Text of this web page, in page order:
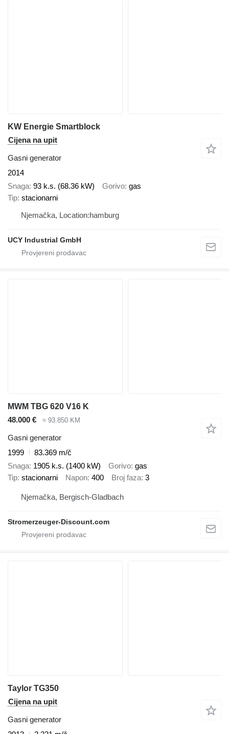
KW Energie Smartblock
Cijena na upit
Gasni generator
2014
Snaga 93 k.s. (68.36 kW) Gorivo gas
Tip stacionarni
Njemačka, Location:hamburg
UCY Industrial GmbH
MWM TBG 620 V16 K
48.000 €
≈ 93.850 KM
Gasni generator
1999
83.369 m/č
Snaga 1905 k.s. (1400 kW) Gorivo gas
Tip stacionarni Napon 400 Broj faza 3
Njemačka, Bergisch-Gladbach
Stromerzeuger-Discount.com
Taylor TG350
Cijena na upit
Gasni generator